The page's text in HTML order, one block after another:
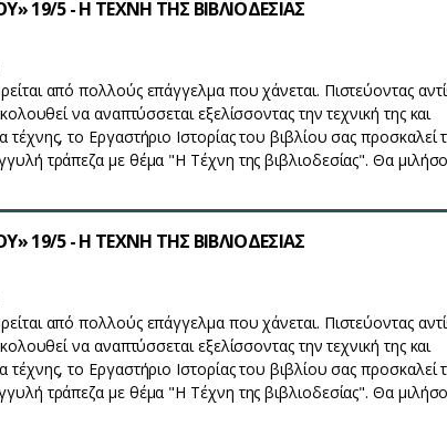
19/5 - Η ΤΕΧΝΗ ΤΗΣ ΒΙΒΛΙΟΔΕΣΙΑΣ
από πολλούς επάγγελμα που χάνεται. Πιστεύοντας
να αναπτύσσεται εξελίσσοντας την τεχνική της και
τέχνης, το Εργαστήριο Ιστορίας του βιβλίου σας προσκαλεί
τράπεζα με θέμα "Η Τέχνη της βιβλιοδεσίας". Θα
19/5 - Η ΤΕΧΝΗ ΤΗΣ ΒΙΒΛΙΟΔΕΣΙΑΣ
από πολλούς επάγγελμα που χάνεται. Πιστεύοντας
να αναπτύσσεται εξελίσσοντας την τεχνική της και
τέχνης, το Εργαστήριο Ιστορίας του βιβλίου σας προσκαλεί
τράπεζα με θέμα "Η Τέχνη της βιβλιοδεσίας". Θα